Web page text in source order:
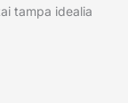
tampa idealia